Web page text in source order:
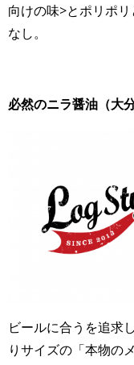
向けの味>とポリポ
なし。
必然のニラ醤油（大
ビールに合うを追求し
りサイズの「本物の